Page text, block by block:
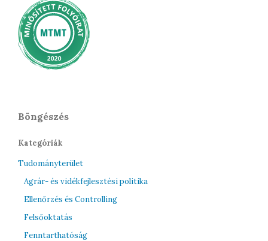
Böngészés
Kategóriák
Tudományterület
Agrár- és vidékfejlesztési politika
Ellenőrzés és Controlling
Felsőoktatás
Fenntarthatóság